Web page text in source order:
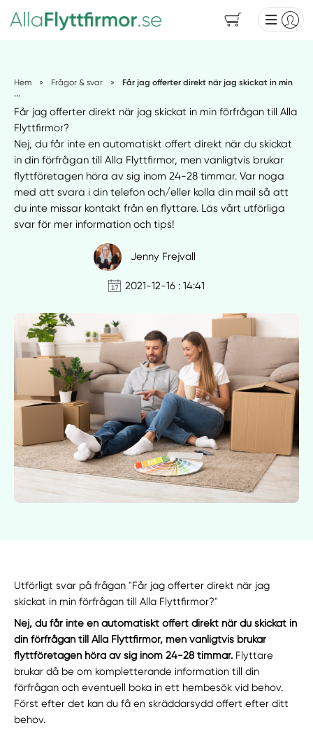
Hem » Frågor & svar »
Får jag offerter direkt när jag skickat in min
...
Får jag offerter direkt när jag skickat in min förfrågan till Alla
Flyttfirmor?
Nej, du får inte en automatiskt offert direkt när du skickat
in din förfrågan till Alla Flyttfirmor, men vanligtvis brukar
flyttföretagen höra av sig inom 24-28 timmar. Var noga
med att svara i din telefon och/eller kolla din mail så att
du inte missar kontakt från en flyttare. Läs vårt utförliga
svar för mer information och tips!
Jenny Frejvall
2021-12-16 : 14:41
Utförligt svar på frågan "Får jag offerter direkt när jag
skickat in min förfrågan till Alla Flyttfirmor?"
Nej, du får inte en automatiskt offert direkt när du skickat in
din förfrågan till Alla Flyttfirmor, men vanligtvis brukar
flyttföretagen höra av sig inom 24-28 timmar. Flyttare
brukar då be om kompletterande information till din
förfrågan och eventuell boka in ett hembesök vid behov.
Först efter det kan du få en skräddarsydd offert efter ditt
behov.